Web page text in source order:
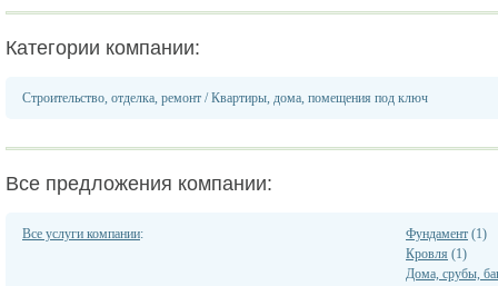
Категории компании:
Строительство, отделка, ремонт /Квартиры, дома, помещения под ключ
Все предложения компании:
Все услуги компании: Фундамент (1)
Кровля (1)
Дома, срубы,